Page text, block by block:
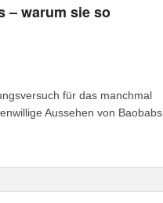
– warum sie so
für das manchmal
Aussehen von Baobabs